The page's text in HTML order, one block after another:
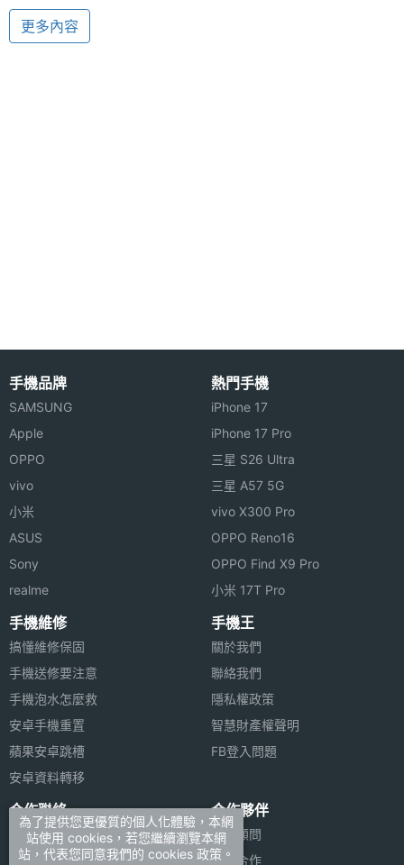
◎印花圖騰滑蓋造型
◎內建 128MB 記憶體
量
機身設
計
滑蓋式, 隱藏式天線
操作介
多媒體資訊
音樂播
放器
簡訊格
式
和弦鈴
電話簿
300 筆
更多內容
手機品牌
SAMSUNG
Apple
OPPO
vivo
小米
ASUS
Sony
realme
熱門手機
iPhone 17
iPhone 17 Pro
三星 S26 Ultra
三星 A57 5G
vivo X300 Pro
OPPO Reno16
OPPO Find X9 Pro
小米 17T Pro
手機維修
搞懂維修保固
手機送修要注意
手機泡水怎麼救
安卓手機重置
蘋果安卓跳槽
安卓資料轉移
手機王
關於我們
聯絡我們
隱私權政策
智慧財產權聲明
FB登入問題
合作聯絡
廣告刊登
加入商店報價
合作夥伴
法律顧問
媒體合作
為了提供您更優質的個人化體驗，本網
站使用 cookies，若您繼續瀏覽本網
站，代表您同意我們的 cookies 政策。